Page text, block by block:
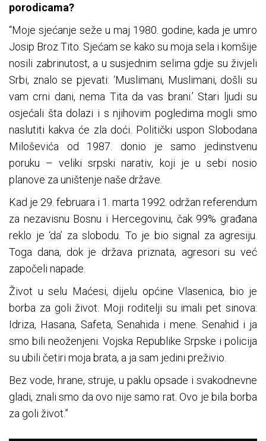
porodicama?
“Moje sjećanje seže u maj 1980. godine, kada je umro
Josip Broz Tito. Sjećam se kako su moja sela i komšije
nosili zabrinutost, a u susjednim selima gdje su živjeli
Srbi, znalo se pjevati: ‘Muslimani, Muslimani, došli su
vam crni dani, nema Tita da vas brani.’ Stari ljudi su
osjećali šta dolazi i s njihovim pogledima mogli smo
naslutiti kakva će zla doći. Politički uspon Slobodana
Miloševića od 1987. donio je samo jedinstvenu
poruku – veliki srpski narativ, koji je u sebi nosio
planove za uništenje naše države.
Kad je 29. februara i 1. marta 1992. održan referendum
za nezavisnu Bosnu i Hercegovinu, čak 99% građana
reklo je ‘da’ za slobodu. To je bio signal za agresiju.
Toga dana, dok je država priznata, agresori su već
započeli napade.
Život u selu Maćesi, dijelu općine Vlasenica, bio je
borba za goli život. Moji roditelji su imali pet sinova:
Idriza, Hasana, Safeta, Senahida i mene. Senahid i ja
smo bili neoženjeni. Vojska Republike Srpske i policija
su ubili četiri moja brata, a ja sam jedini preživio.
Bez vode, hrane, struje, u paklu opsade i svakodnevne
gladi, znali smo da ovo nije samo rat. Ovo je bila borba
za goli život.”